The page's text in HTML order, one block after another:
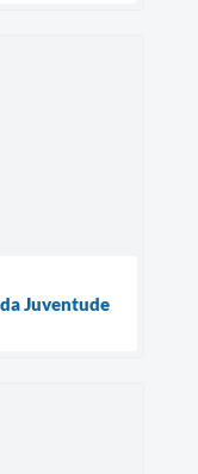
Juventude